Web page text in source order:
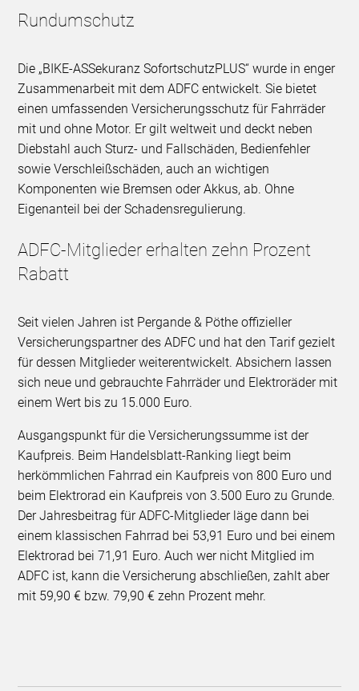
Rundumschutz
Die „BIKE-ASSekuranz SofortschutzPLUS“ wurde in enger
Zusammenarbeit mit dem ADFC entwickelt. Sie bietet
einen umfassenden Versicherungsschutz für Fahrräder
mit und ohne Motor. Er gilt weltweit und deckt neben
Diebstahl auch Sturz- und Fallschäden, Bedienfehler
sowie Verschleißschäden, auch an wichtigen
Komponenten wie Bremsen oder Akkus, ab. Ohne
Eigenanteil bei der Schadensregulierung.
ADFC-Mitglieder erhalten zehn Prozent
Rabatt
Seit vielen Jahren ist Pergande & Pöthe offizieller
Versicherungspartner des ADFC und hat den Tarif gezielt
für dessen Mitglieder weiterentwickelt. Absichern lassen
sich neue und gebrauchte Fahrräder und Elektroräder mit
einem Wert bis zu 15.000 Euro.
Ausgangspunkt für die Versicherungssumme ist der
Kaufpreis. Beim Handelsblatt-Ranking liegt beim
herkömmlichen Fahrrad ein Kaufpreis von 800 Euro und
beim Elektrorad ein Kaufpreis von 3.500 Euro zu Grunde.
Der Jahresbeitrag für ADFC-Mitglieder läge dann bei
einem klassischen Fahrrad bei 53,91 Euro und bei einem
Elektrorad bei 71,91 Euro. Auch wer nicht Mitglied im
ADFC ist, kann die Versicherung abschließen, zahlt aber
mit 59,90 € bzw. 79,90 € zehn Prozent mehr.